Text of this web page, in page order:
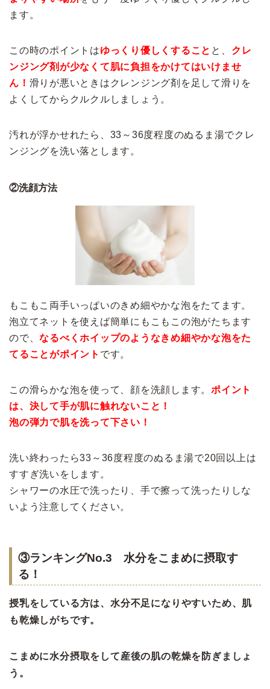
ます。
この時のポイントはゆっくり優しくすること と、 クレ
ンジング剤が少なくて肌に負担をかけてはいけませ
ん！ 滑りが悪いときはクレンジング剤を足して滑りを
よくしてからクルクルしましょう。
汚れが浮かせれたら、33～36度程度のぬるま湯でクレ
ンジングを洗い落とします。
②洗顔方法
もこもこ両手いっぱいのきめ細やかな泡をたてます。
泡立てネットを使えば簡単にもこもこの泡がたちます
ので、なるべくホイップのようなきめ細やかな泡をた
てることがポイント です。
この滑らかな泡を使って、顔を洗顔します。ポイント
は、決して手が肌に触れないこと！
泡の弾力で肌を洗って下さい！
洗い終わったら33～36度程度のぬるま湯で20回以上は
すすぎ洗いをします。
シャワーの水圧で洗ったり、手で擦って洗ったりしな
いよう注意してください。
③ランキングNo.3 水分をこまめに摂取す
る！
授乳をしている方は、水分不足になりやすいため、肌
も乾燥しがちです。
こまめに水分摂取をして産後の肌の乾燥を防ぎましょ
う。